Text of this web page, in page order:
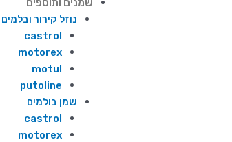
שמנים ותוספים
נוזל קירור ובלמים
castrol
motorex
motul
putoline
שמן בולמים
castrol
motorex